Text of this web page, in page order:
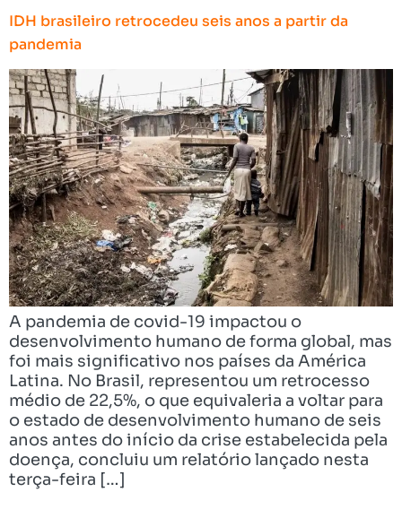
IDH brasileiro retrocedeu seis anos a partir da
pandemia
A pandemia de covid-19 impactou o
desenvolvimento humano de forma global, mas
foi mais significativo nos países da América
Latina. No Brasil, representou um retrocesso
médio de 22,5%, o que equivaleria a voltar para
o estado de desenvolvimento humano de seis
anos antes do início da crise estabelecida pela
doença, concluiu um relatório lançado nesta
terça-feira […]